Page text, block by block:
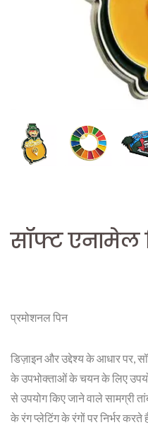
सॉफ्ट एनामेल
प्रमोशनल पिन
डिज़ाइन और उद्देश्य के आधार पर,
के उपभोक्ताओं के चयन के लिए
से उपयोग किए जाने वाले सामग्री
के रंग प्लेटिंग के रंगों पर निर्भर करते